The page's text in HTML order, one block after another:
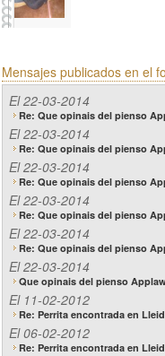
Mensajes publicados en el
El 22-03-2014
Re: Que opinais del pienso
El 22-03-2014
Re: Que opinais del pienso
El 22-03-2014
Re: Que opinais del pienso
El 22-03-2014
Re: Que opinais del pienso
El 22-03-2014
Re: Que opinais del pienso
El 22-03-2014
Que opinais del pienso
El 11-02-2012
Re: Perrita encontrada en
El 06-02-2012
Re: Perrita encontrada en